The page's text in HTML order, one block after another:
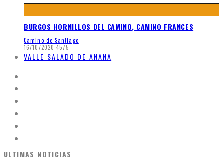
BURGOS HORNILLOS DEL CAMINO, CAMINO FRANCES
Camino de Santiago
16/10/2020 4575
VALLE SALADO DE AÑANA
ULTIMAS NOTICIAS